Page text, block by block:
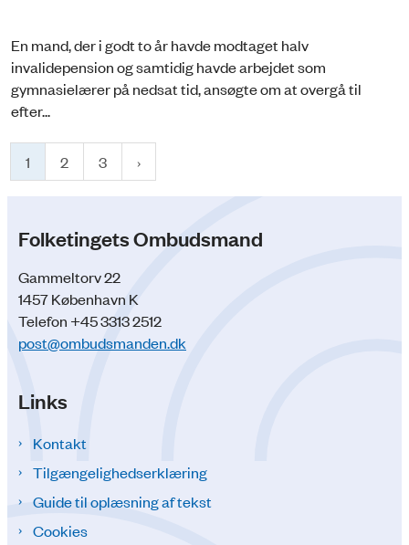
En mand, der i godt to år havde modtaget halv
invalidepension og samtidig havde arbejdet som
gymnasielærer på nedsat tid, ansøgte om at overgå til
efter...
1 2 3
Folketingets Ombudsmand
Gammeltorv 22
1457 København K
Telefon +45 3313 2512
post@ombudsmanden.dk
Links
Kontakt
Tilgængelighedserklæring
Guide til oplæsning af tekst
Cookies